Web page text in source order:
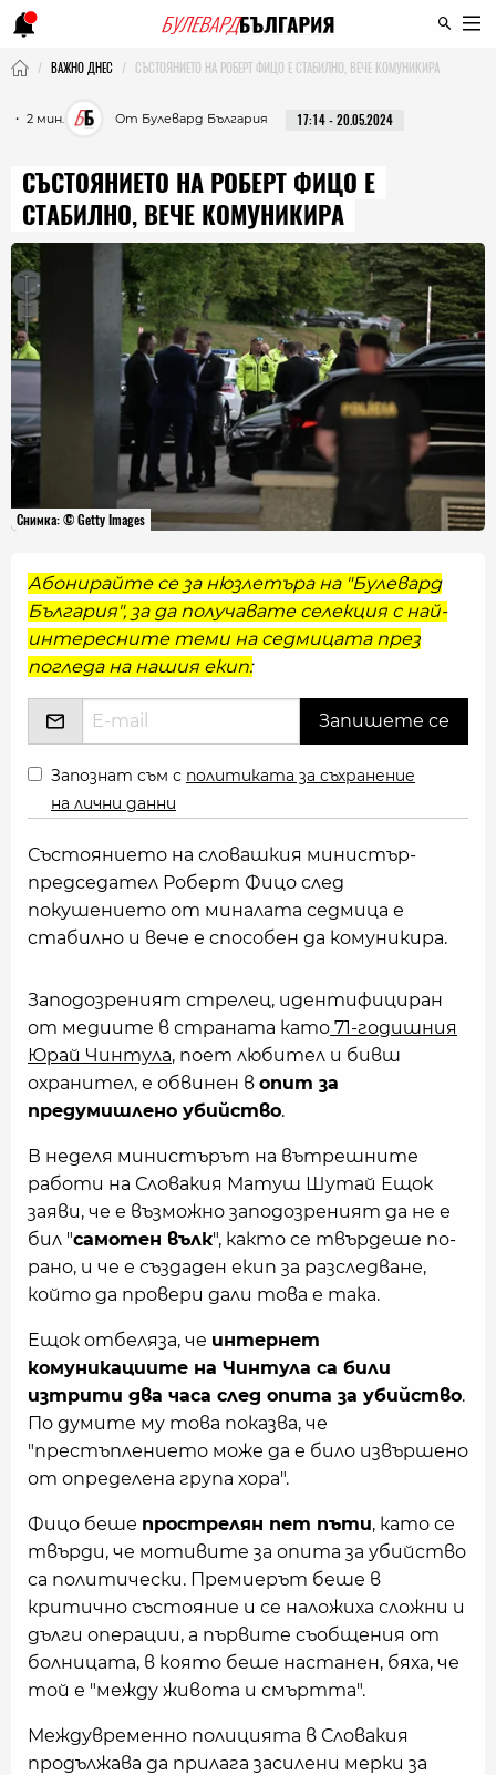
ВАЖНО ДНЕС СЪСТОЯНИЕТО НА РОБЕРТ ФИЦО Е СТАБИЛНО, ВЕЧЕ КОМУНИКИРА
・ 2 мин. От Булевард България 17:14 - 20.05.2024
СЪСТОЯНИЕТО НА РОБЕРТ ФИЦО Е
СТАБИЛНО, ВЕЧЕ КОМУНИКИРА
Снимка: © Getty Images
Абонирайте се за нюзлетъра на "Булевард
България", за да получавате селекция с най-
интересните теми на седмицата през
погледа на нашия екип:
Запознат съм с политиката за съхранение
на лични данни
Състоянието на словашкия министър-
председател Роберт Фицо след
покушението от миналата седмица е
стабилно и вече е способен да комуникира.
Заподозреният стрелец, идентифициран
от медиите в страната като 71-годишния
Юрай Чинтула, поет любител и бивш
охранител, е обвинен в опит за
предумишлено убийство.
В неделя министърът на вътрешните
работи на Словакия Матуш Шутай Ещок
заяви, че е възможно заподозреният да не е
бил "самотен вълк", както се твърдеше по-
рано, и че е създаден екип за разследване,
който да провери дали това е така.
Ещок отбеляза, че интернет
комуникациите на Чинтула са били
изтрити два часа след опита за убийство.
По думите му това показва, че
"престъплението може да е било извършено
от определена група хора".
Фицо беше прострелян пет пъти, като се
твърди, че мотивите за опита за убийство
са политически. Премиерът беше в
критично състояние и се наложиха сложни и
дълги операции, а първите съобщения от
болницата, в която беше настанен, бяха, че
той е "между живота и смъртта".
Междувременно полицията в Словакия
продължава да прилага засилени мерки за